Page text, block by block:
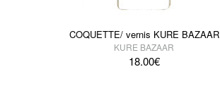
COQUETTE/ vernis KURE BAZAAR
KURE BAZAAR
18.00€